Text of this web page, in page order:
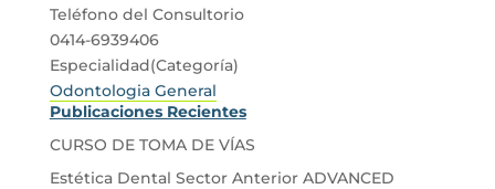
Teléfono del Consultorio
0414-6939406
Especialidad(Categoría)
Odontologia General
Publicaciones Recientes
CURSO DE TOMA DE VÍAS
Estética Dental Sector Anterior ADVANCED